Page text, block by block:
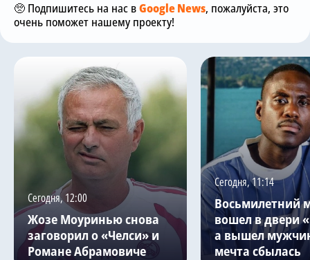
🥺 Подпишитесь на нас вGoogle News, пожалуйста, это
очень поможет нашему проекту!
Сегодня, 12:00
Жозе Моуринью снова
заговорил о «Челси» и
Романе Абрамовиче
Сегодня, 11:14
Восьмилетний
вошел в двери
а вышел
мечта сбылась